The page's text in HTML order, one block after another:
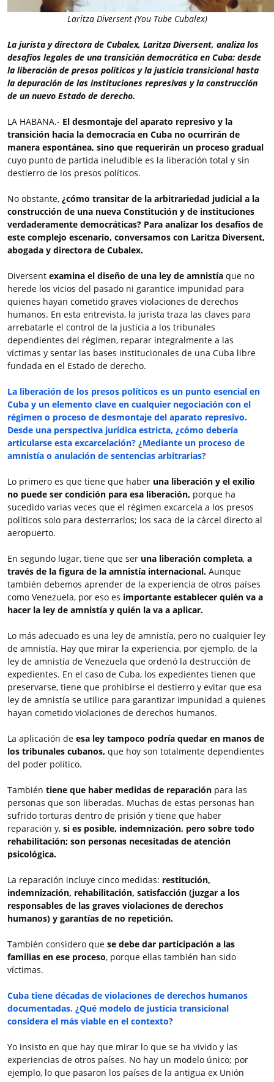
Laritza Diversent (You Tube Cubalex)
La jurista y directora de Cubalex, Laritza Diversent, analiza los
desafíos legales de una transición democrática en Cuba: desde
la liberación de presos políticos y la justicia transicional hasta
la depuración de las instituciones represivas y la construcción
de un nuevo Estado de derecho.
LA HABANA.- El desmontaje del aparato represivo y la
transición hacia la democracia en Cuba no ocurrirán de
manera espontánea, sino que requerirán un proceso gradual
cuyo punto de partida ineludible es la liberación total y sin
destierro de los presos políticos.
No obstante, ¿cómo transitar de la arbitrariedad judicial a la
construcción de una nueva Constitución y de instituciones
verdaderamente democráticas? Para analizar los desafíos de
este complejo escenario, conversamos con Laritza Diversent,
abogada y directora de Cubalex.
Diversent examina el diseño de una ley de amnistía que no
herede los vicios del pasado ni garantice impunidad para
quienes hayan cometido graves violaciones de derechos
humanos. En esta entrevista, la jurista traza las claves para
arrebatarle el control de la justicia a los tribunales
dependientes del régimen, reparar integralmente a las
víctimas y sentar las bases institucionales de una Cuba libre
fundada en el Estado de derecho.
La liberación de los presos políticos es un punto esencial en
Cuba y un elemento clave en cualquier negociación con el
régimen o proceso de desmontaje del aparato represivo.
Desde una perspectiva jurídica estricta, ¿cómo debería
articularse esta excarcelación? ¿Mediante un proceso de
amnistía o anulación de sentencias arbitrarias?
Lo primero es que tiene que haber una liberación y el exilio
no puede ser condición para esa liberación, porque ha
sucedido varias veces que el régimen excarcela a los presos
políticos solo para desterrarlos; los saca de la cárcel directo al
aeropuerto.
En segundo lugar, tiene que ser una liberación completa, a
través de la figura de la amnistía internacional. Aunque
también debemos aprender de la experiencia de otros países
como Venezuela, por eso es importante establecer quién va a
hacer la ley de amnistía y quién la va a aplicar.
Lo más adecuado es una ley de amnistía, pero no cualquier ley
de amnistía. Hay que mirar la experiencia, por ejemplo, de la
ley de amnistía de Venezuela que ordenó la destrucción de
expedientes. En el caso de Cuba, los expedientes tienen que
preservarse, tiene que prohibirse el destierro y evitar que esa
ley de amnistía se utilice para garantizar impunidad a quienes
hayan cometido violaciones de derechos humanos.
La aplicación de esa ley tampoco podría quedar en manos de
los tribunales cubanos, que hoy son totalmente dependientes
del poder político.
También tiene que haber medidas de reparación para las
personas que son liberadas. Muchas de estas personas han
sufrido torturas dentro de prisión y tiene que haber
reparación y, si es posible, indemnización, pero sobre todo
rehabilitación; son personas necesitadas de atención
psicológica.
La reparación incluye cinco medidas: restitución,
indemnización, rehabilitación, satisfacción (juzgar a los
responsables de las graves violaciones de derechos
humanos) y garantías de no repetición.
También considero que se debe dar participación a las
familias en ese proceso, porque ellas también han sido
víctimas.
Cuba tiene décadas de violaciones de derechos humanos
documentadas. ¿Qué modelo de justicia transicional
considera el más viable en el contexto?
Yo insisto en que hay que mirar lo que se ha vivido y las
experiencias de otros países. No hay un modelo único; por
ejemplo, lo que pasaron los países de la antigua ex Unión